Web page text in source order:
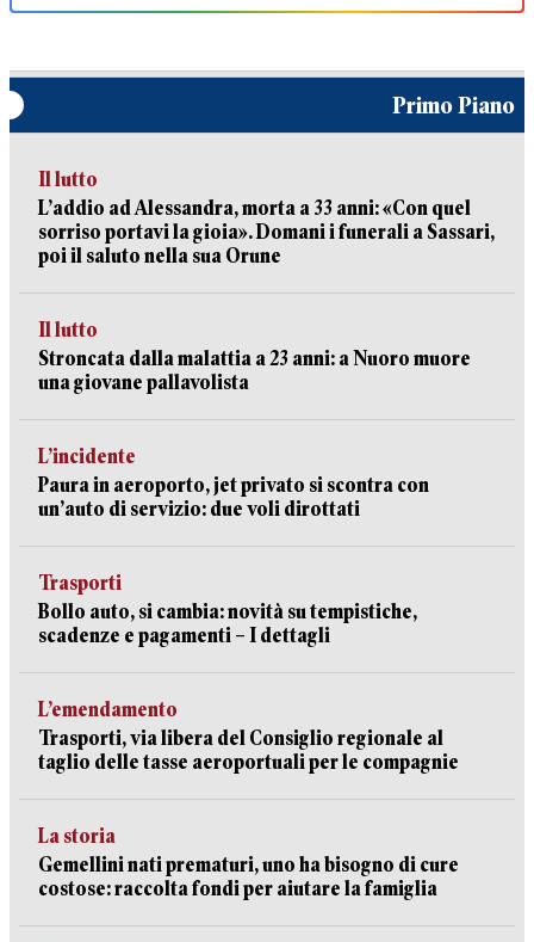
Primo Piano
Il lutto
L’addio ad Alessandra, morta a 33 anni: «Con quel
sorriso portavi la gioia». Domani i funerali a Sassari,
poi il saluto nella sua Orune
Il lutto
Stroncata dalla malattia a 23 anni: a Nuoro muore
una giovane pallavolista
L’incidente
Paura in aeroporto, jet privato si scontra con
un’auto di servizio: due voli dirottati
Trasporti
Bollo auto, si cambia: novità su tempistiche,
scadenze e pagamenti – I dettagli
L’emendamento
Trasporti, via libera del Consiglio regionale al
taglio delle tasse aeroportuali per le compagnie
La storia
Gemellini nati prematuri, uno ha bisogno di cure
costose: raccolta fondi per aiutare la famiglia